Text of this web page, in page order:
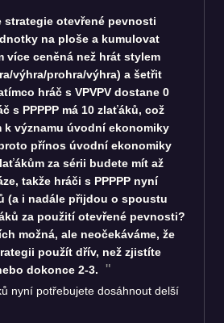
strategie otevřené pevnosti
na ploše a kumulovat
více ceněná než hrát stylem
výhra/prohra/výhra) a šetřit
hráč s VPVPV dostane 0
s PPPPP má 10 zlaťáků, což
k významu úvodní ekonomiky
přínos úvodní ekonomiky
za sérii budete mít až
takže hráči s PPPPP nyní
(a i nadále přijdou o spoustu
za použití otevřené pevnosti?
možná, ale neočekáváme, že
použít dřív, než zjistíte
dokonce 2-3.
nyní potřebujete dosáhnout delší